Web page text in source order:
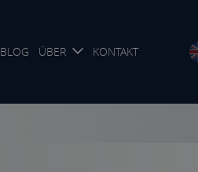
BLOG ÜBER KONTAKT